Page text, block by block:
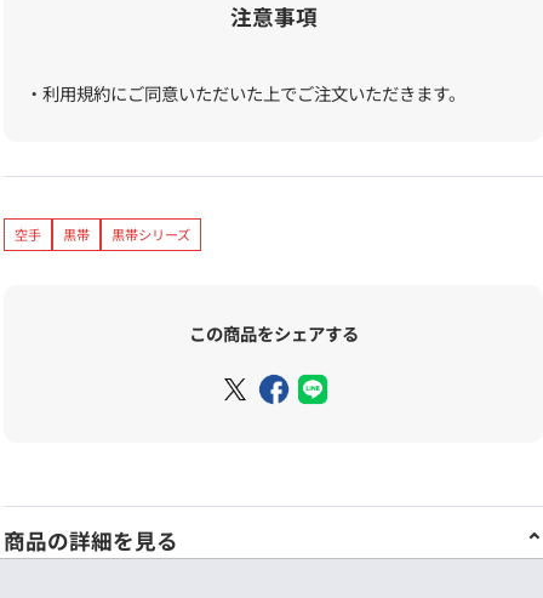
注意事項
・利用規約にご同意いただいた上でご注文いただきます。
空手 黒帯 黒帯シリーズ
この商品をシェアする
商品の詳細を見る